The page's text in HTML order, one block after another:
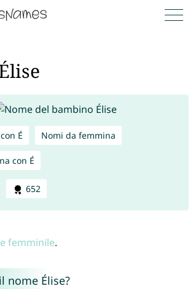
É Nomi da femmina
con É
652
femminile.
nome Élise?